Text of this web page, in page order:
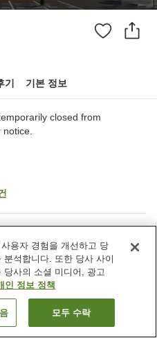
기 기본 정보
closed from
스파 / 미용실
자동판매기
기
용자 경험을 개선하고 당
석합니다. 또한 당사 사이
당사의 소셜 미디어, 광고
인 정보 정책
모두 수락